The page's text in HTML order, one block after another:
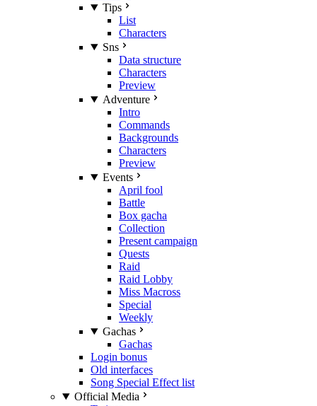
Tips
List
Characters
Sns
Data structure
Characters
Preview
Adventure
Intro
Commands
Backgrounds
Characters
Preview
Events
April fool
Battle
Box gacha
Collection
Present campaign
Quests
Raid
Raid Lobby
Miss Macross
Special
Weekly
Gachas
Gachas
Login bonus
Old interfaces
Song Special Effect list
Official Media